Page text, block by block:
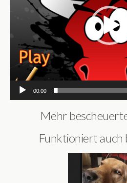
00:00
Mehr
Funktioniert auch